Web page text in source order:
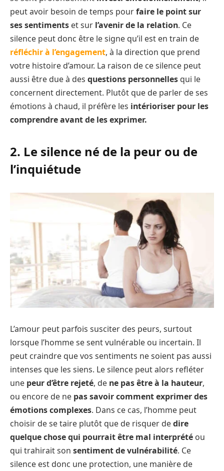
peut avoir besoin de temps pourfaire le point sur
ses sentiments et sur l’avenir de la relation. Ce
silence peut donc être le signe qu’il est en train de
réfléchir à l’engagement, à la direction que prend
votre histoire d’amour. La raison de ce silence peut
aussi être due à des questions personnelles qui le
concernent directement. Plutôt que de parler de ses
émotions à chaud, il préfère les intérioriser pour les
comprendre avant de les exprimer.
2. Le silence né de la peur ou de
l’inquiétude
L’amour peut parfois susciter des peurs, surtout
lorsque l’homme se sent vulnérable ou incertain. Il
peut craindre que vos sentiments ne soient pas aussi
intenses que les siens. Le silence peut alors refléter
une peur d’être rejeté, de ne pas être à la hauteur,
ou encore de ne pas savoir comment exprimer des
émotions complexes. Dans ce cas, l’homme peut
choisir de se taire plutôt que de risquer dedire
quelque chose qui pourrait être mal interprété ou
qui trahirait son sentiment de vulnérabilité. Ce
silence est donc une protection, une manière de